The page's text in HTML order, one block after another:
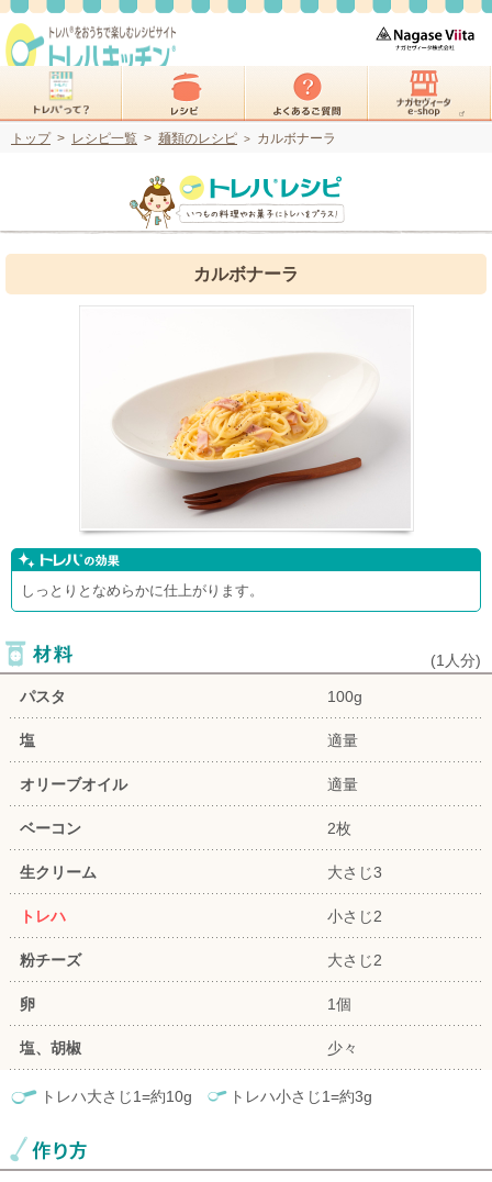
トップ> レシピ一覧 > 麺類のレシピ > カルボナーラ
カルボナーラ
しっとりとなめらかに仕上がります。
(1人分)
パスタ 100g
塩 適量
オリーブオイル 適量
ベーコン 2枚
生クリーム 大さじ3
トレハ 小さじ2
粉チーズ 大さじ2
卵 1個
塩、胡椒 少々
トレハ大さじ1=約10g トレハ小さじ1=約3g